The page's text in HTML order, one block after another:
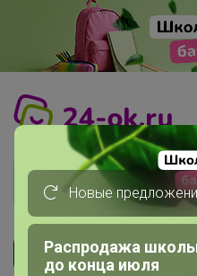
Новые
Распродажа
до конца июля